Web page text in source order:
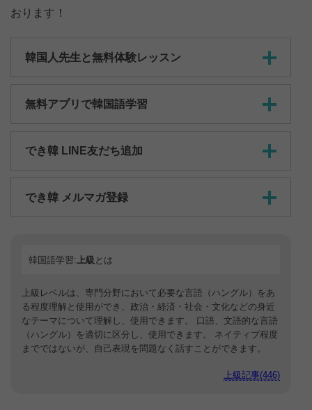
おります！
韓国人先生と無料体験レッスン
無料アプリで韓国語学習
でき韓 LINE友だち追加
でき韓 メルマガ登録
韓国語学習: 上級 とは
上級レベルは、専門分野において必要な言語（ハングル）をあ
る程度理解と使用ができ、政治・経済・社会・文化などの身近
なテーマについて理解し、使用できます。 口語、文語的な言語
（ハングル）を適切に区分し、使用できます。 ネイティブ程度
までではないが、自己表現を問題なく話すことができます。
上級記事(446)